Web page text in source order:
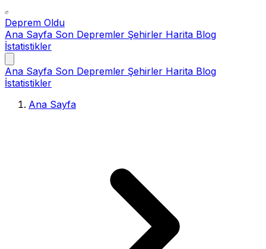
Deprem Oldu
Ana Sayfa Son Depremler Şehirler Harita Blog
İstatistikler
Ana Sayfa Son Depremler Şehirler Harita Blog
İstatistikler
Ana Sayfa